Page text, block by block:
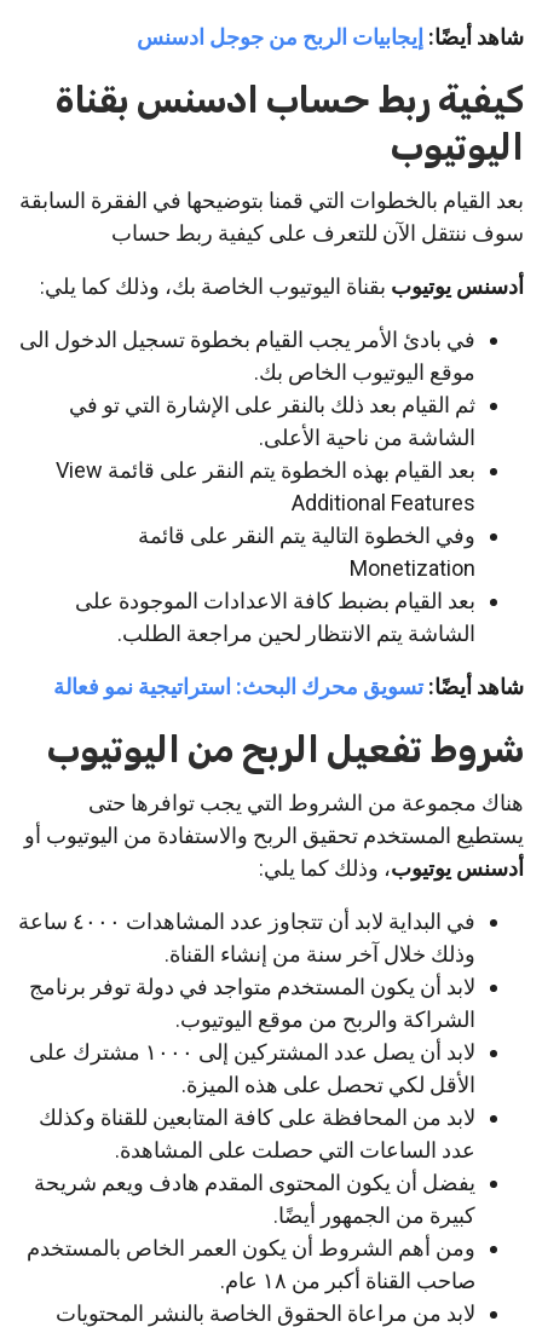
شاهد أيضًا: إيجابيات الربح من جوجل ادسنس
كيفية ربط حساب ادسنس بقناة
اليوتيوب
بعد القيام بالخطوات التي قمنا بتوضيحها في الفقرة السابقة
سوف ننتقل الآن للتعرف على كيفية ربط حساب
أدسنس يوتيوب بقناة اليوتيوب الخاصة بك، وذلك كما يلي:
في بادئ الأمر يجب القيام بخطوة تسجيل الدخول الى
موقع اليوتيوب الخاص بك.
ثم القيام بعد ذلك بالنقر على الإشارة التي تو في
الشاشة من ناحية الأعلى.
بعد القيام بهذه الخطوة يتم النقر على قائمة View
Additional Features
وفي الخطوة التالية يتم النقر على قائمة
Monetization
بعد القيام بضبط كافة الاعدادات الموجودة على
الشاشة يتم الانتظار لحين مراجعة الطلب.
شاهد أيضًا:تسويق محرك البحث: استراتيجية نمو فعالة
شروط تفعيل الربح من اليوتيوب
هناك مجموعة من الشروط التي يجب توافرها حتى
يستطيع المستخدم تحقيق الربح والاستفادة من اليوتيوب أو
أدسنس يوتيوب، وذلك كما يلي:
في البداية لابد أن تتجاوز عدد المشاهدات ٤٠٠٠ ساعة
وذلك خلال آخر سنة من إنشاء القناة.
لابد أن يكون المستخدم متواجد في دولة توفر برنامج
الشراكة والربح من موقع اليوتيوب.
لابد أن يصل عدد المشتركين إلى ١٠٠٠ مشترك على
الأقل لكي تحصل على هذه الميزة.
لابد من المحافظة على كافة المتابعين للقناة وكذلك
عدد الساعات التي حصلت على المشاهدة.
يفضل أن يكون المحتوى المقدم هادف ويعم شريحة
كبيرة من الجمهور أيضًا.
ومن أهم الشروط أن يكون العمر الخاص بالمستخدم
صاحب القناة أكبر من ١٨ عام.
لابد من مراعاة الحقوق الخاصة بالنشر المحتويات